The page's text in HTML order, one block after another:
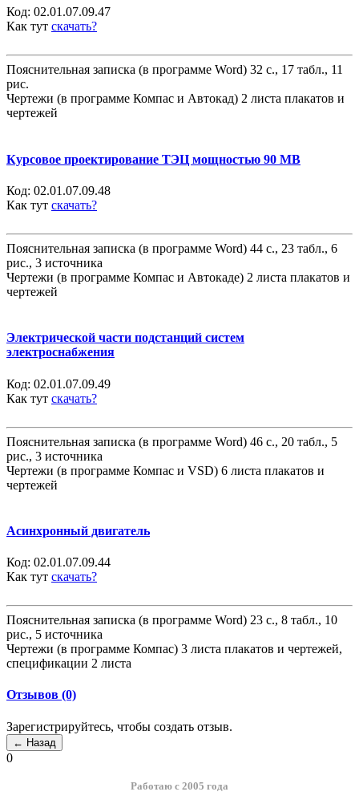
Код: 02.01.07.09.47
Как тут скачать?
Пояснительная записка (в программе Word) 32 с., 17 табл., 11
рис.
Чертежи (в программе Компас и Автокад) 2 листа плакатов и
чертежей
Курсовое проектирование ТЭЦ мощностью 90 МВ
Код: 02.01.07.09.48
Как тут скачать?
Пояснительная записка (в программе Word) 44 с., 23 табл., 6
рис., 3 источника
Чертежи (в программе Компас и Автокаде) 2 листа плакатов и
чертежей
Электрической части подстанций систем
электроснабжения
Код: 02.01.07.09.49
Как тут скачать?
Пояснительная записка (в программе Word) 46 с., 20 табл., 5
рис., 3 источника
Чертежи (в программе Компас и VSD) 6 листа плакатов и
чертежей
Асинхронный двигатель
Код: 02.01.07.09.44
Как тут скачать?
Пояснительная записка (в программе Word) 23 с., 8 табл., 10
рис., 5 источника
Чертежи (в программе Компас) 3 листа плакатов и чертежей,
спецификации 2 листа
Отзывов (0)
Зарегистрируйтесь, чтобы создать отзыв.
0
Работаю с 2005 года